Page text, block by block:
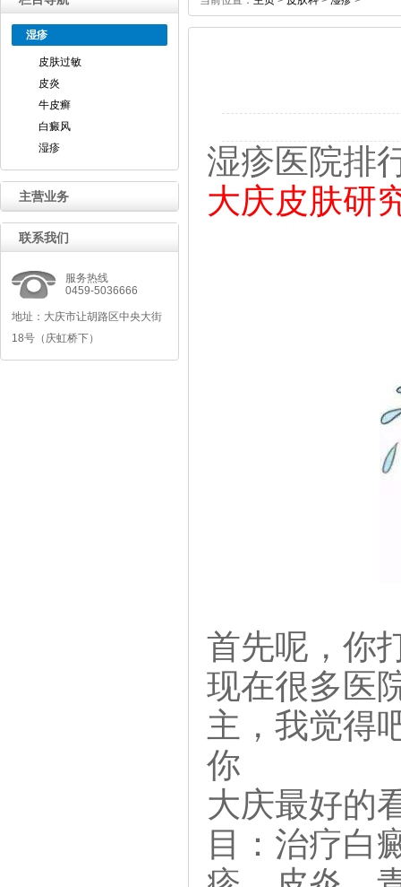
湿疹
皮肤过敏
皮炎
牛皮癣
白癜风
湿疹
主营业务
联系我们
服务热线
0459-5036666
地址：大庆市让胡路区中央大街
18号（庆虹桥下）
湿疹医院排
大庆皮肤研
首先呢，你
现在很多医
主，我觉得
你
大庆最好的
目：治疗白